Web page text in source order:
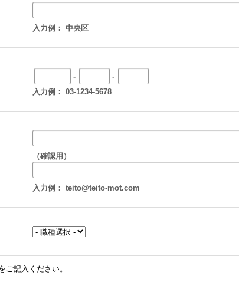
入力例： 中央区
-
-
入力例： 03-1234-5678
（確認用）
入力例： teito@teito-mot.com
ご記入ください。